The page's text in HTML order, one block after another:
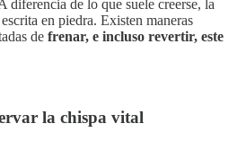
diferencia de lo que suele creerse, la
en piedra. Existen maneras
de frenar, e incluso revertir, este
la chispa vital